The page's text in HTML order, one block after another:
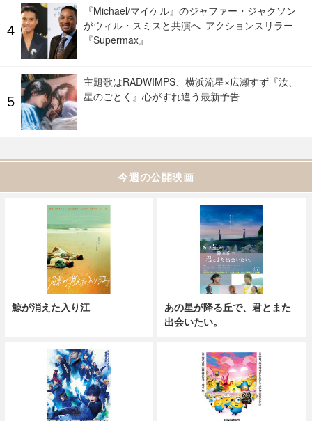
『Michael/マイケル』のジャファー・ジャクソン
がウィル・スミスと共演へ アクションスリラー
『Supermax』
主題歌はRADWIMPS、横浜流星×広瀬すず『汝、
星のごとく』心がすれ違う最新予告
今週の公開映画
鯨が消えた入り江
あの星が降る丘で、君とまた
出会いたい。